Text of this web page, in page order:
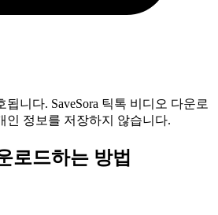
니다. SaveSora 틱톡 비디오 다운로
인 정보를 저장하지 않습니다.
로드하는 방법